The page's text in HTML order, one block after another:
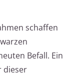
schaffen
Befall. Ein
dieser